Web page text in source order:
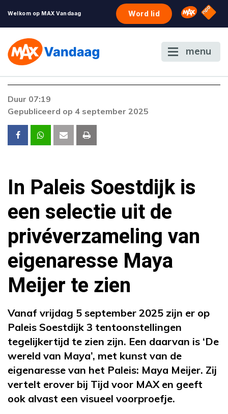
Welkom op MAX Vandaag Word lid Omroep
NPO
menu
Er is een licentie-fout opgetreden. Als het
contact op met onze klantenservice.
Duur 07:19
Gepubliceerd op 4 september 2025
In Paleis Soestdijk is
een selectie uit de
privéverzameling van
eigenaresse Maya
Meijer te zien
Vanaf vrijdag 5 september 2025 zijn er op
Paleis Soestdijk 3 tentoonstellingen
tegelijkertijd te zien zijn. Een daarvan is ‘De
wereld van Maya’, met kunst van de
eigenaresse van het Paleis: Maya Meijer. Zij
vertelt erover bij Tijd voor MAX en geeft
ook alvast een visueel voorproefje.